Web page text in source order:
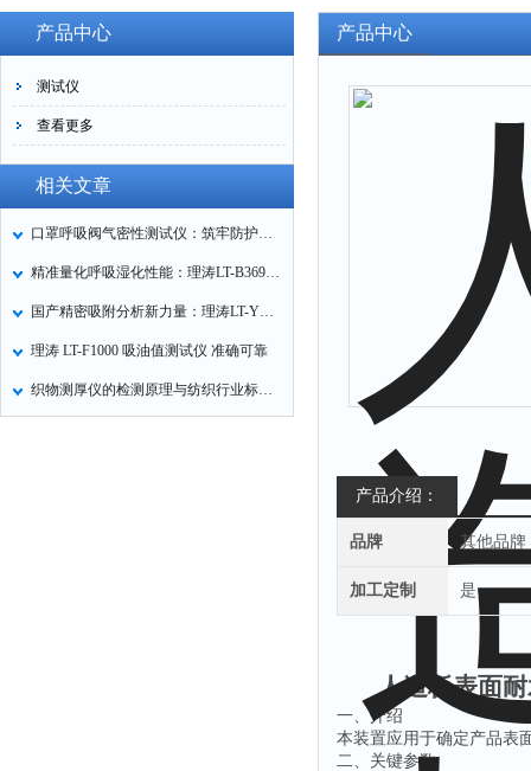
产品中心
测试仪
查看更多
相关文章
口罩呼吸阀气密性测试仪：筑牢防护口罩的质量关卡
精准量化呼吸湿化性能：理涛LT-B369湿化器数据采集装置技术解析
国产精密吸附分析新力量：理涛LT-Y019A全自动高压吸附仪的性能与应用解析
理涛 LT-F1000 吸油值测试仪 准确可靠
织物测厚仪的检测原理与纺织行业标准化应用
产品中心
产品介绍：
品牌 其他品牌
加工定制 是
人造板表面
一、介绍
本装置应用于确定产品表
二、关键参数